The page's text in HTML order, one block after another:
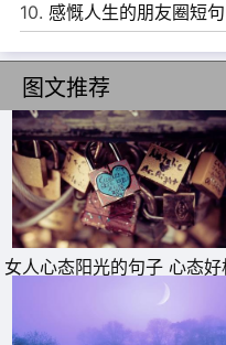
11、如果有一天我要去流
为这里的冬天太长，而是
12、走过前半生，我们才
13、如果有一天，你穿上
10. 感慨人生的朋友圈短
图文推荐
女人心态阳光的句子 心态好
局大的句子